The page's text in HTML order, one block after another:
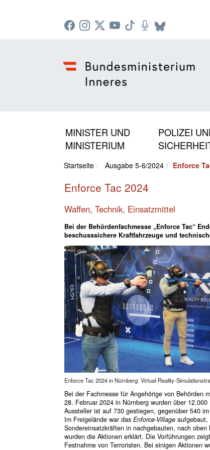
MINISTER UND
MINISTERIUM
POLIZEI
Startseite Ausgabe 5-6/2024 Enforce
Enforce Tac 2024
Waffen, Technik, Einsatzmittel
Bei der Behördenfachmesse „Enforce Tac“
beschusssichere Kraftfahrzeuge und
Enforce Tac 2024 in Nürnberg: Virtual-Reality-
Bei der Fachmesse für Angehörige von Behörden
28. Februar 2024 in Nürnberg wurden über
Aussteller ist auf 730 gestiegen, gegenüber 540
Im Freigelände war das Enforce-Villageaufgebaut,
Sondereinsatzkräften in nachgebauten, nach
wurden die Aktionen erklärt. Die Vorführungen
Festnahme von Terroristen. Bei einigen Aktionen